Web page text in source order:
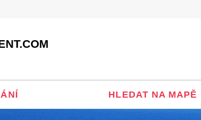
HLEDAT NA MAPĚ